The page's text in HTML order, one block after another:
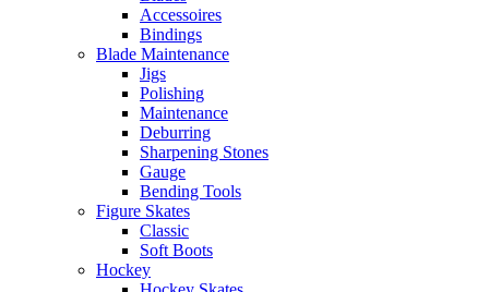
Accessoires
Bindings
Blade Maintenance
Jigs
Polishing
Maintenance
Deburring
Sharpening Stones
Gauge
Bending Tools
Figure Skates
Classic
Soft Boots
Hockey